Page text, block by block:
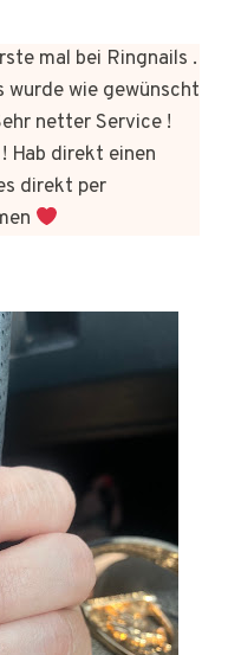
mal bei Ringnails .
wurde wie gewünscht
netter Service !
Hab direkt einen
direkt per